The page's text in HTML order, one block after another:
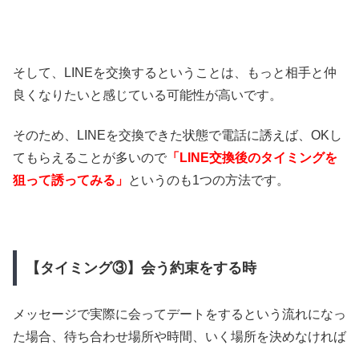
そして、LINEを交換するということは、もっと相手と仲
良くなりたいと感じている可能性が高いです。
そのため、LINEを交換できた状態で電話に誘えば、OKし
てもらえることが多いので 「LINE交換後のタイミングを
狙って誘ってみる」 というのも1つの方法です。
【タイミング③】会う約束をする時
メッセージで実際に会ってデートをするという流れになっ
た場合、待ち合わせ場所や時間、いく場所を決めなければ